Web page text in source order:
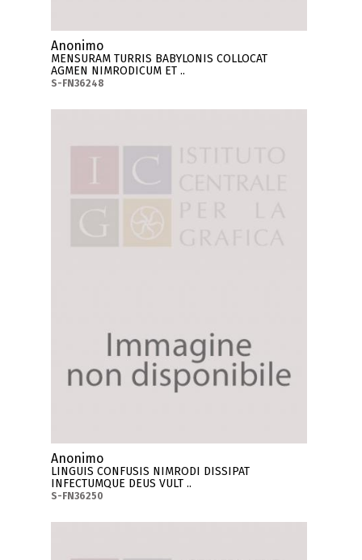
Anonimo
MENSURAM TURRIS BABYLONIS COLLOCAT
AGMEN NIMRODICUM ET ..
S-FN36248
Anonimo
LINGUIS CONFUSIS NIMRODI DISSIPAT
INFECTUMQUE DEUS VULT ..
S-FN36250